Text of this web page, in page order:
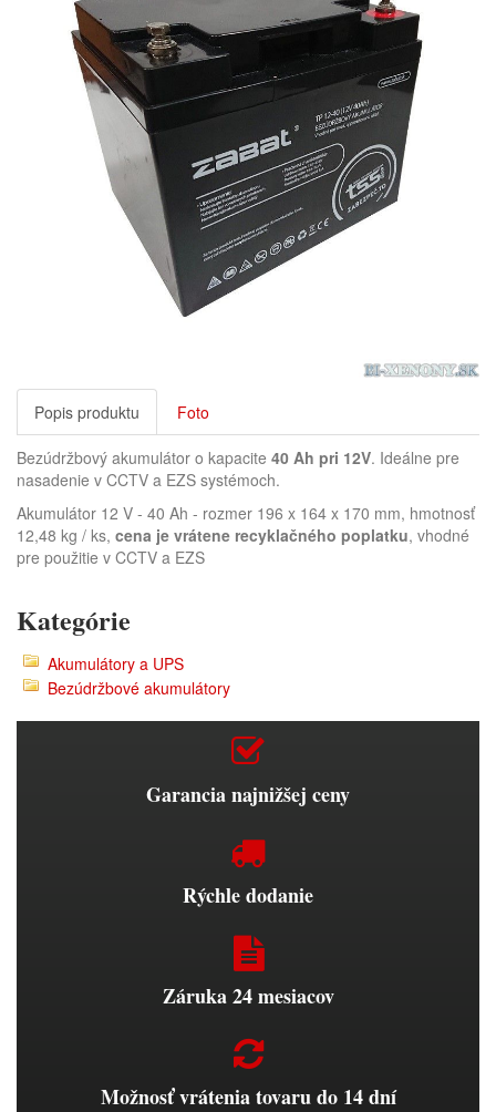
Popis produktu Foto
Bezúdržbový akumulátor o kapacite 40 Ah pri 12V. Ideálne pre
nasadenie v CCTV a EZS systémoch.
Akumulátor 12 V - 40 Ah - rozmer 196 x 164 x 170 mm, hmotnosť
12,48 kg / ks, cena je vrátene recyklačného poplatku, vhodné
pre použitie v CCTV a EZS
Kategórie
Akumulátory a UPS
Bezúdržbové akumulátory
Garancia najnižšej ceny
Rýchle dodanie
Záruka 24 mesiacov
Možnosť vrátenia tovaru do 14 dní